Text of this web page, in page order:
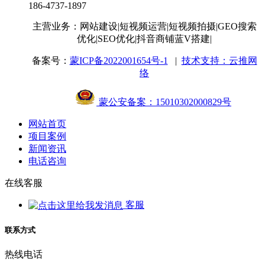
186-4737-1897
主营业务：网站建设|短视频运营|短视频拍摄|GEO搜索
优化|SEO优化|抖音商铺蓝V搭建|
备案号： 蒙ICP备2022001654号-1 | 技术支持：云推网
络
蒙公安备案：15010302000829号
网站首页
项目案例
新闻资讯
电话咨询
在线客服
客服
联系方式
热线电话